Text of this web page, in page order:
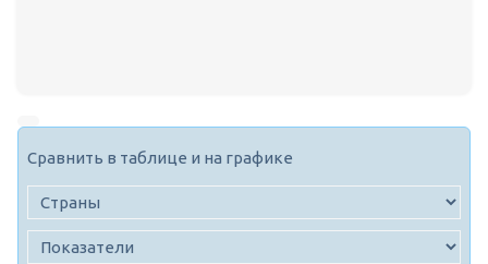
Сравнить в таблице и на графике